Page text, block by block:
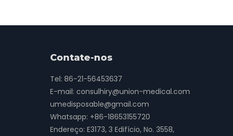
Contate-nos
Tel: 86-21-56453637
E-mail: consulhiry@union-medical.com
umedisposable@gmail.com
Whatsapp: +86-18653155720
Endereço: E3173, 3 Edifício, No. 3558,